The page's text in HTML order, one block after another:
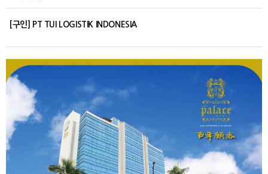
[구인] PT TUI LOGISTIK INDONESIA